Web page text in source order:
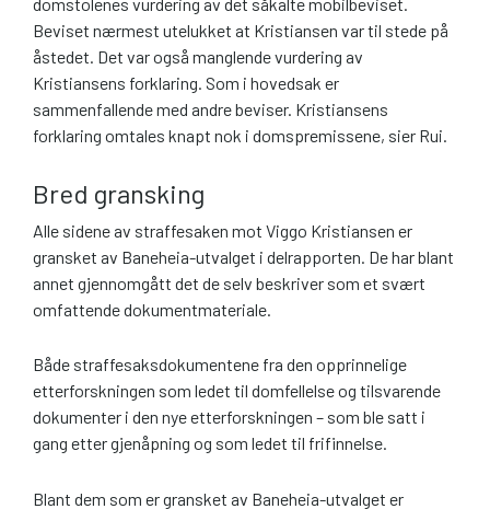
Beviset nærmest utelukket at Kristiansen var til stede på
åstedet. Det var også manglende vurdering av
Kristiansens forklaring. Som i hovedsak er
sammenfallende med andre beviser. Kristiansens
forklaring omtales knapt nok i domspremissene, sier Rui.
Bred gransking
Alle sidene av straffesaken mot Viggo Kristiansen er
gransket av Baneheia-utvalget i delrapporten. De har blant
annet gjennomgått det de selv beskriver som et svært
omfattende dokumentmateriale.
Både straffesaksdokumentene fra den opprinnelige
etterforskningen som ledet til domfellelse og tilsvarende
dokumenter i den nye etterforskningen – som ble satt i
gang etter gjenåpning og som ledet til frifinnelse.
Blant dem som er gransket av Baneheia-utvalget er